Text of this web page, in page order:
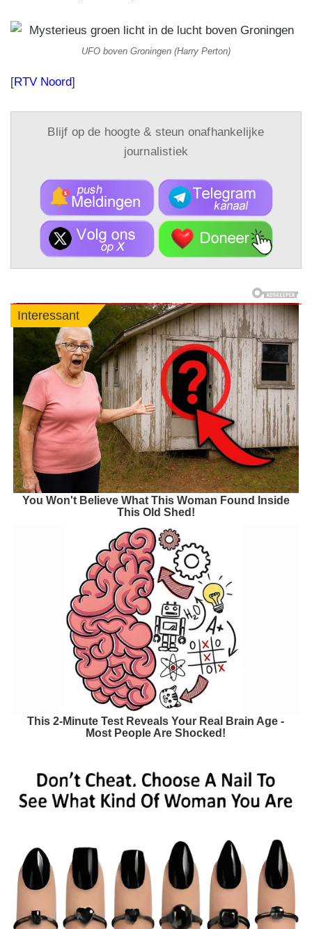
UFO boven Groningen (Harry Perton)
[RTV Noord]
Blijf op de hoogte & steun onafhankelijke
journalistiek
Interessant
You Won't Believe What This Woman Found Inside
This Old Shed!
This 2-Minute Test Reveals Your Real Brain Age -
Most People Are Shocked!